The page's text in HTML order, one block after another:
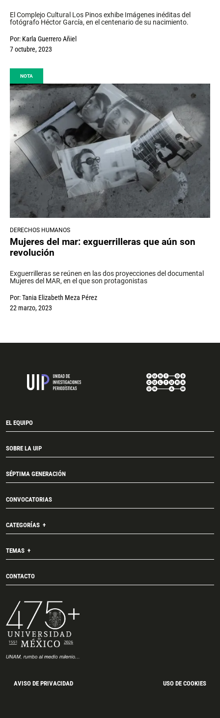
El Complejo Cultural Los Pinos exhibe Imágenes inéditas del
fotógrafo Héctor García, en el centenario de su nacimiento.
Por: Karla Guerrero Añiel
7 octubre, 2023
NOTA
DERECHOS HUMANOS
Mujeres del mar: exguerrilleras que aún son
revolución
Exguerrilleras se reúnen en las dos proyecciones del documental
Mujeres del MAR, en el que son protagonistas
Por:Tania Elizabeth Meza Pérez
22 marzo, 2023
EL EQUIPO
SOBRE LA UIP
SÉPTIMA GENERACIÓN
CONVOCATORIAS
CATEGORÍAS
TEMAS
CONTACTO
AVISO DE PRIVACIDAD USO DE COOKIES